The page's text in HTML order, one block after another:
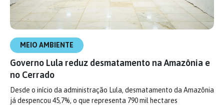
MEIO AMBIENTE
Governo Lula reduz desmatamento na Amazônia e
no Cerrado
Desde o início da administração Lula, desmatamento da Amazônia
já despencou 45,7%, o que representa 790 mil hectares